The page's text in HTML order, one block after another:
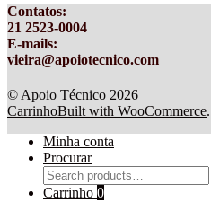
Contatos:
21 2523-0004
E-mails:
vieira@apoiotecnico.com
© Apoio Técnico 2026
CarrinhoBuilt with WooCommerce.
Minha conta
Procurar
Search
for:
Carrinho 0